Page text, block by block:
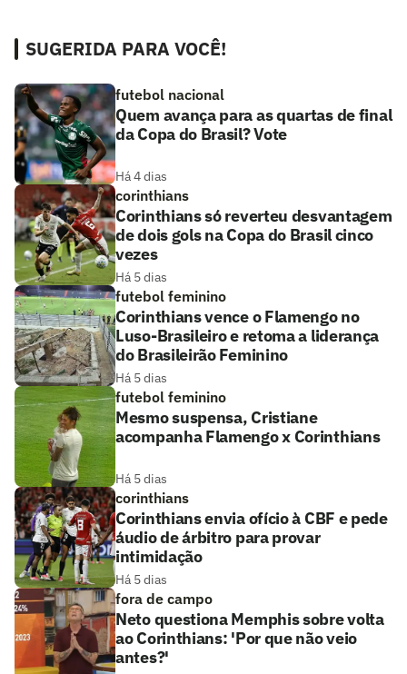
SUGERIDA PARA VOCÊ!
futebol nacional
Quem avança para as quartas de final
da Copa do Brasil? Vote
Há 4 dias
corinthians
Corinthians só reverteu desvantagem
de dois gols na Copa do Brasil cinco
vezes
Há 5 dias
futebol feminino
Corinthians vence o Flamengo no
Luso-Brasileiro e retoma a liderança
do Brasileirão Feminino
Há 5 dias
futebol feminino
Mesmo suspensa, Cristiane
acompanha Flamengo x Corinthians
Há 5 dias
corinthians
Corinthians envia ofício à CBF e pede
áudio de árbitro para provar
intimidação
Há 5 dias
fora de campo
Neto questiona Memphis sobre volta
ao Corinthians: 'Por que não veio
antes?'